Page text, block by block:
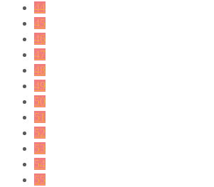
44
45
46
47
48
49
50
51
52
53
54
55